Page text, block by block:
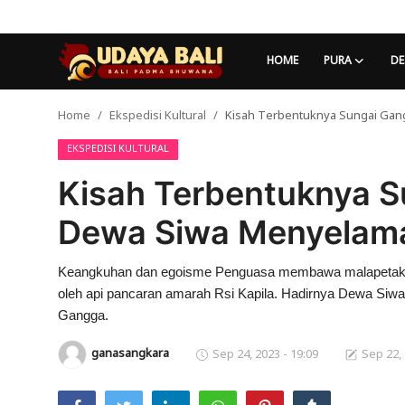
HOME PURA
Desa Adat
Kearifan lokal
Alam Bali
Home Ekspedisi Kultural Kisah Terbentuknya Sungai
EKSPEDISI KULTURAL
Kisah Terbentuknya
Dewa Siwa
Keangkuhan dan egoisme Penguasa membawa
oleh api pancaran amarah Rsi Kapila. Hadirnya Dewa
Gangga.
ganasangkara Sep 24, 2023 - 19:09 Sep